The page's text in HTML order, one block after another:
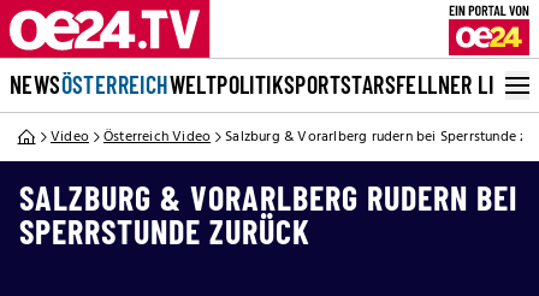
NEWSÖSTERREICHWELTPOLITIKSPORTSTARSFELLNER LIVE
Video Österreich Video Salzburg & Vorarlberg rudern bei Sperrstunde
SALZBURG & VORARLBERG RUDERN BEI
SPERRSTUNDE ZURÜCK